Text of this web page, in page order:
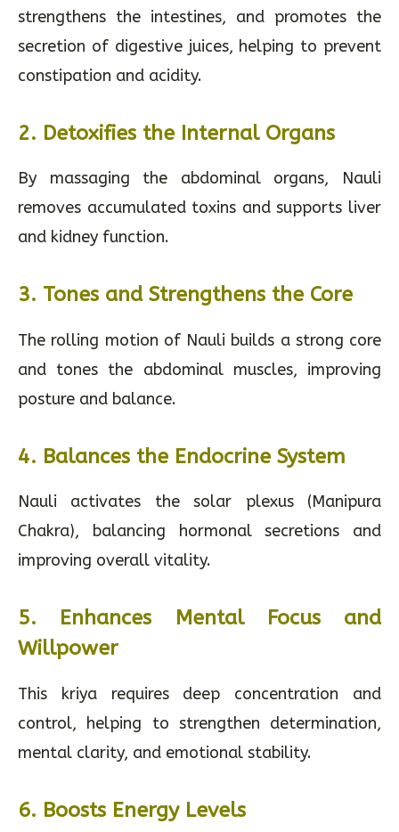
strengthens the intestines, and promotes the
secretion of digestive juices, helping to prevent
constipation and acidity.
2. Detoxifies the Internal Organs
By massaging the abdominal organs, Nauli
removes accumulated toxins and supports liver
and kidney function.
3. Tones and Strengthens the Core
The rolling motion of Nauli builds a strong core
and tones the abdominal muscles, improving
posture and balance.
4. Balances the Endocrine System
Nauli activates the solar plexus (Manipura
Chakra), balancing hormonal secretions and
improving overall vitality.
5. Enhances Mental Focus and
Willpower
This kriya requires deep concentration and
control, helping to strengthen determination,
mental clarity, and emotional stability.
6. Boosts Energy Levels